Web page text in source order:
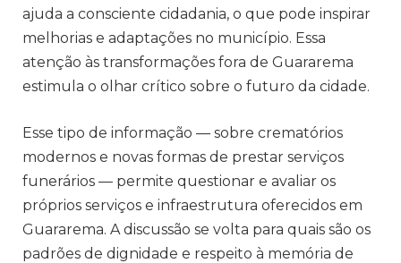
ajuda a consciente cidadania, o que pode inspirar
melhorias e adaptações no município. Essa
atenção às transformações fora de Guararema
estimula o olhar crítico sobre o futuro da cidade.
Esse tipo de informação — sobre crematórios
modernos e novas formas de prestar serviços
funerários — permite questionar e avaliar os
próprios serviços e infraestrutura oferecidos em
Guararema. A discussão se volta para quais são os
padrões de dignidade e respeito à memória de